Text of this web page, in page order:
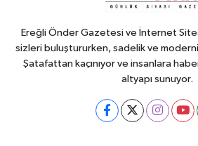
Bilgehaneler'de
Ereğli Önder Gazetesi ve İnternet
sizleri buluştururken, sadelik ve
Şatafattan kaçınıyor ve insanlara
altyapı sunuyor.